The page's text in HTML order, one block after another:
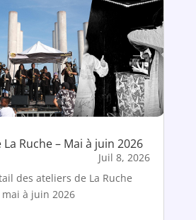
Ruche – Mai à juin 2026
Juil 8, 2026
des ateliers de La Ruche
à juin 2026